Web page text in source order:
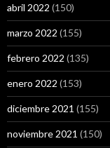
abril 2022 (150)
marzo 2022 (155)
febrero 2022 (135)
enero 2022 (153)
diciembre 2021 (155)
noviembre 2021 (150)